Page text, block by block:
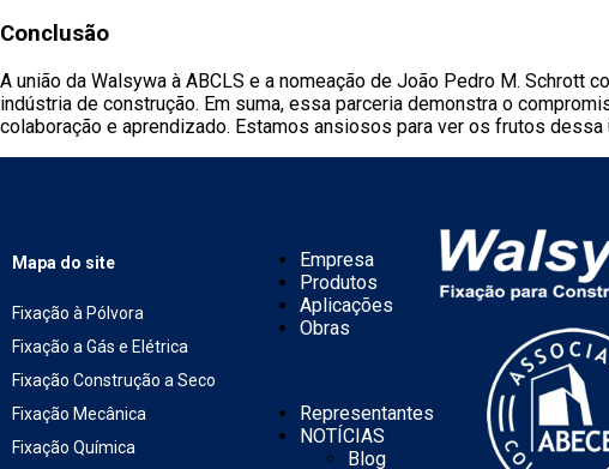
Conclusão
A união da Walsywa à ABCLS e a nomeação de João Pedro M.
indústria de construção. Em suma, essa parceria demonstra o
colaboração e aprendizado. Estamos ansiosos para ver os frutos
Mapa do site
Fixação à Pólvora
Fixação a Gás e Elétrica
Fixação Construção a Seco
Fixação Mecânica
Fixação Química
Empresa
Produtos
Aplicações
Obras
Representantes
NOTÍCIAS
Blog